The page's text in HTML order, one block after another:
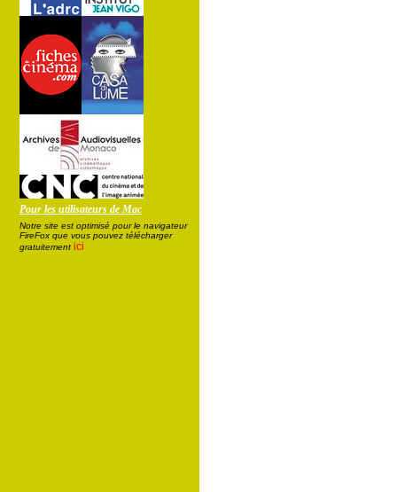
Pour les utilisateurs de Mac
Notre site est optimisé pour le navigateur
FireFox que vous pouvez télécharger
gratuitement ici